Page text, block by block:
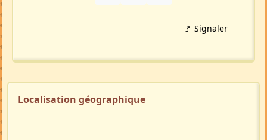
🚩 Signaler
Localisation géographique